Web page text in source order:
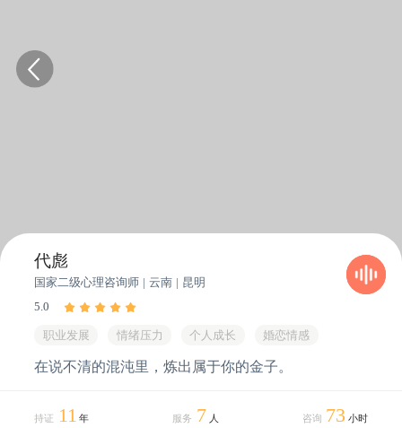
代彪
国家二级心理咨询师 | 云南 | 昆明
5.0
职业发展 情绪压力 个人成长 婚恋情感
在说不清的混沌里，炼出属于你的金子。
持证 11 年 服务 7 人 咨询 73 小时